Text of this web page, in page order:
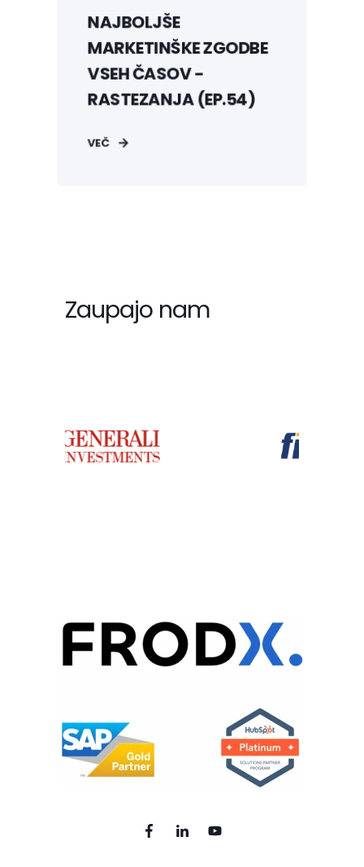
NAJBOLJŠE
MARKETINŠKE ZGODBE
VSEH ČASOV -
RASTEZANJA (EP.54)
VEČ
Zaupajo nam